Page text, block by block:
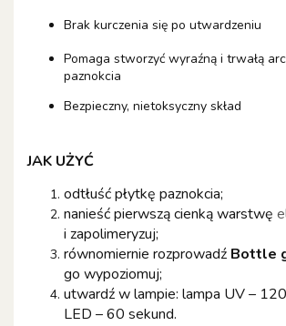
Brak kurczenia się po utwardzeniu
Pomaga stworzyć wyraźną i trwałą
paznokcia
Bezpieczny, nietoksyczny skład
JAK UŻYĆ
odtłuść płytkę paznokcia;
nanieść pierwszą cienką warstwę
i zapolimeryzuj;
równomiernie rozprowadź Bottle
go wypoziomuj;
utwardź w lampie: lampa UV –
LED – 60 sekund.